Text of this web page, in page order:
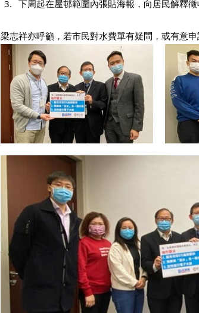
下周起在屋邨範圍內張貼海報，向居民解釋徵
梁志祥亦呼籲，若市民對水費單有疑問，或有意